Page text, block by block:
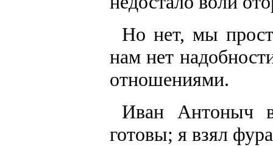
Но нет, мы
нам нет
отношениями.
Иван Антоныч
готовы; я взял